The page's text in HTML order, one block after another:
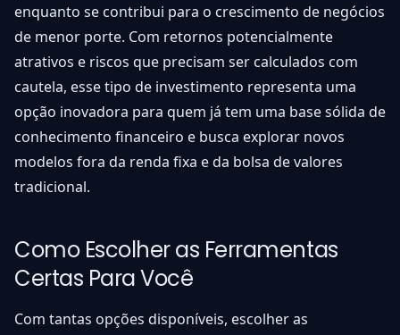
enquanto se contribui para o crescimento de negócios
de menor porte. Com retornos potencialmente
atrativos e riscos que precisam ser calculados com
cautela, esse tipo de investimento representa uma
opção inovadora para quem já tem uma base sólida de
conhecimento financeiro e busca explorar novos
modelos fora da renda fixa e da bolsa de valores
tradicional.
Como Escolher as Ferramentas
Certas Para Você
Com tantas opções disponíveis, escolher as